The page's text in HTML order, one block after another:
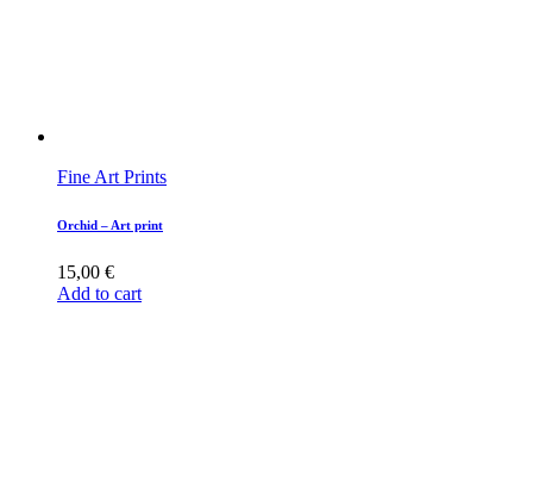
Fine Art Prints
Orchid – Art print
15,00 €
Add to cart